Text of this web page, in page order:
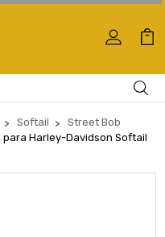
Softail
Street Bob
para Harley-Davidson Softail